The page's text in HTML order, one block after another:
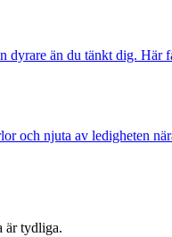
än du tänkt dig.
och njuta av ledigheten
är tydliga.